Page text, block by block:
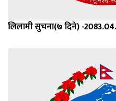
लिलामी सुचना(७ दिने) -